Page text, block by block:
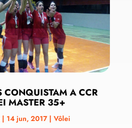
CONQUISTAM A CCR
MASTER 35+
| 14 jun, 2017| Vôlei